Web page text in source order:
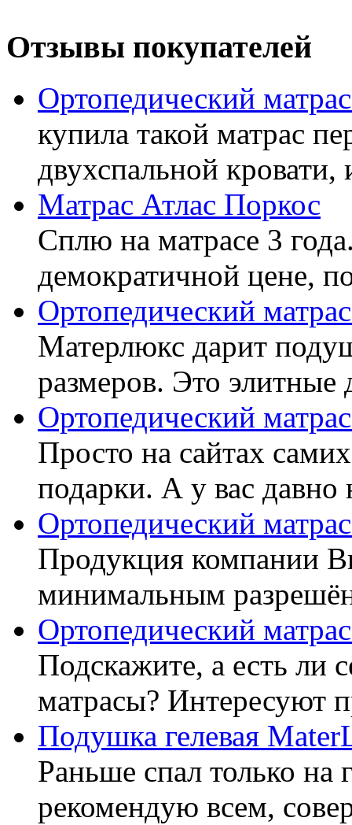
Отзывы покупателей
Ортопедический
купила такой матрас
двухспальной
Матрас Атлас Поркос
Сплю на матрасе 3
демократичной цене,
Ортопедический
Матерлюкс дарит
размеров. Это элитные
Ортопедический
Просто на сайтах
подарки. А у вас
Ортопедический
Продукция компании
минимальным
Ортопедический
Подскажите, а есть ли
матрасы? Интересуют
Подушка гелевая
Раньше спал только на
рекомендую всем,